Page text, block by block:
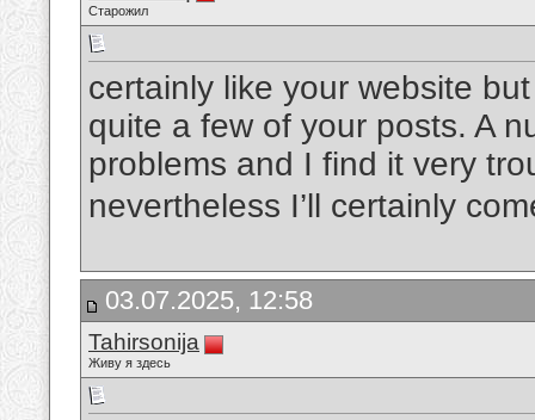
Старожил
certainly like your website
quite a few of your posts. A
problems and I find it very
nevertheless I’ll certainly
03.07.2025, 12:58
Tahirsonija
Живу я здесь